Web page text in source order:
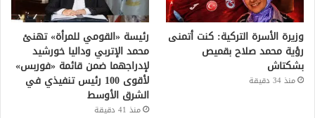
وزيرة الأسرة التركية: كنت أتمنى
رؤية محمد صلاح بقميص
بشكتاش
منذ 34 دقيقة
رئيسة «القومي للمرأة» تهنئ
محمد الإتربي وداليا خورشيد
لإدراجهما ضمن قائمة «فوربس»
لأقوى 100 رئيس تنفيذي في
الشرق الأوسط
منذ 41 دقيقة